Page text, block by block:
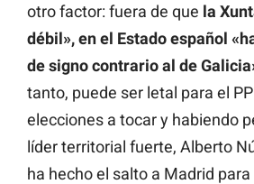
otro factor: fuera de que la
débil», en el Estado español
de signo contrario al de
tanto, puede ser letal para el
elecciones a tocar y habiendo
líder territorial fuerte, Alberto
ha hecho el salto a Madrid